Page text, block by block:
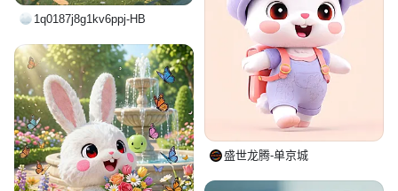
1q0187j8g1kv6ppj-HB
盛世龙腾-单京城